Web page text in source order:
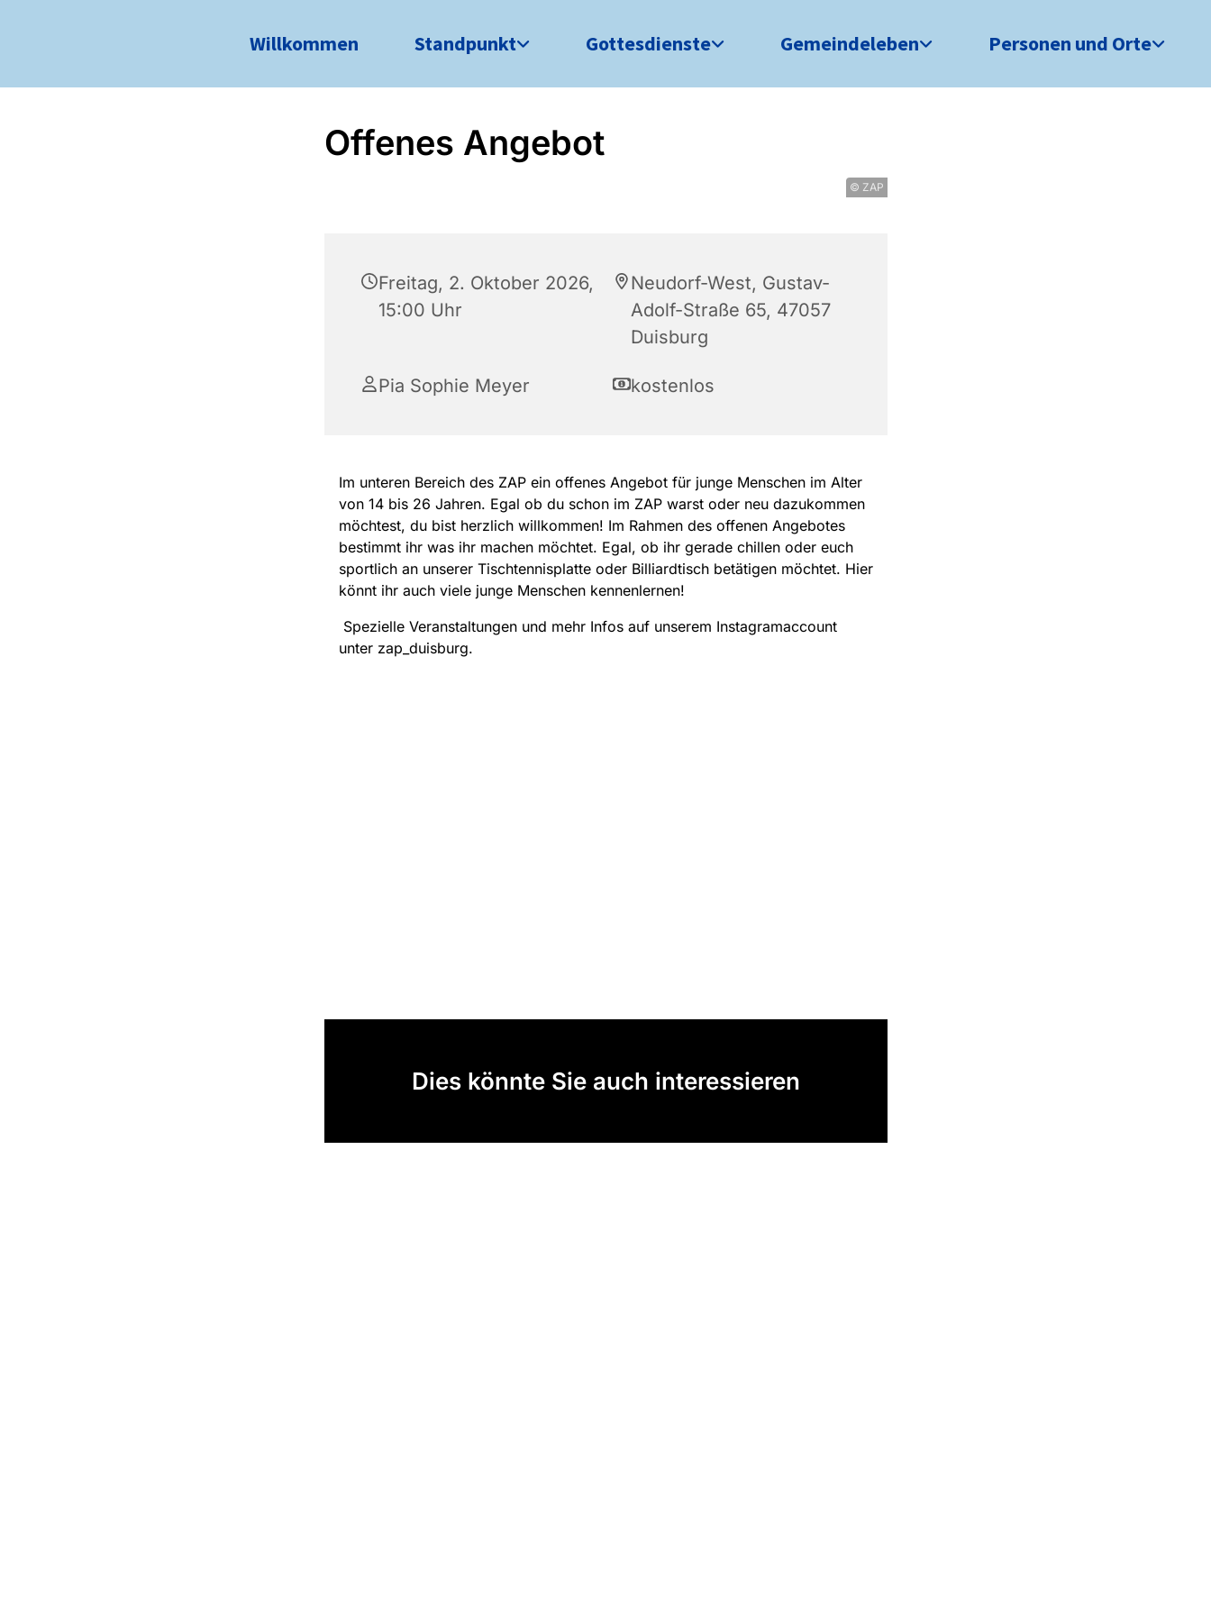
Willkommen Standpunkt Gottesdienste Gemeindeleben Personen und Orte
Offenes Angebot
© ZAP
Freitag, 2. Oktober 2026,
15:00 Uhr
Neudorf-West, Gustav-
Adolf-Straße 65, 47057
Duisburg
Pia Sophie Meyer kostenlos
Im unteren Bereich des ZAP ein offenes Angebot für junge Menschen im Alter
von 14 bis 26 Jahren. Egal ob du schon im ZAP warst oder neu dazukommen
möchtest, du bist herzlich willkommen! Im Rahmen des offenen Angebotes
bestimmt ihr was ihr machen möchtet. Egal, ob ihr gerade chillen oder euch
sportlich an unserer Tischtennisplatte oder Billiardtisch betätigen möchtet. Hier
könnt ihr auch viele junge Menschen kennenlernen!
Spezielle Veranstaltungen und mehr Infos auf unserem Instagramaccount
unter zap_duisburg.
Dies könnte Sie auch interessieren